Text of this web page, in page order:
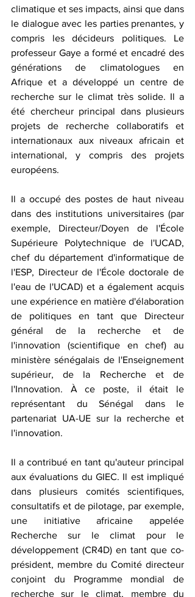
climatique et ses impacts, ainsi que dans
le dialogue avec les parties prenantes, y
compris les décideurs politiques. Le
professeur Gaye a formé et encadré des
générations de climatologues en
Afrique et a développé un centre de
recherche sur le climat très solide. Il a
été chercheur principal dans plusieurs
projets de recherche collaboratifs et
internationaux aux niveaux africain et
international, y compris des projets
européens.
Il a occupé des postes de haut niveau
dans des institutions universitaires (par
exemple, Directeur/Doyen de l'École
Supérieure Polytechnique de l'UCAD,
chef du département d'informatique de
l'ESP, Directeur de l'École doctorale de
l'eau de l'UCAD) et a également acquis
une expérience en matière d'élaboration
de politiques en tant que Directeur
général de la recherche et de
l'innovation (scientifique en chef) au
ministère sénégalais de l'Enseignement
supérieur, de la Recherche et de
l'Innovation. À ce poste, il était le
représentant du Sénégal dans le
partenariat UA-UE sur la recherche et
l'innovation.
Il a contribué en tant qu'auteur principal
aux évaluations du GIEC. Il est impliqué
dans plusieurs comités scientifiques,
consultatifs et de pilotage, par exemple,
une initiative africaine appelée
Recherche sur le climat pour le
développement (CR4D) en tant que co-
président, membre du Comité directeur
conjoint du Programme mondial de
recherche sur le climat, membre du